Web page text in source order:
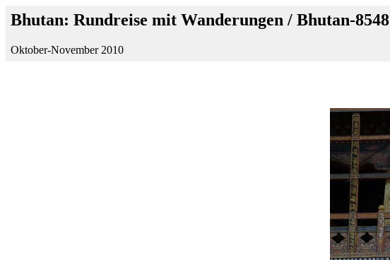
Bhutan: Rundreise mit Wanderungen / Bhutan-8548
Oktober-November 2010